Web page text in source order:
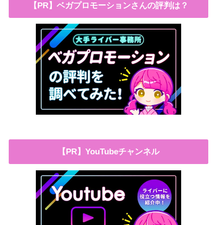
【PR】ベガプロモーションさんの評判は？
【PR】YouTubeチャンネル